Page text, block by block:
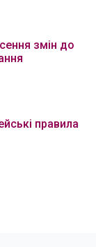
змін до
правила